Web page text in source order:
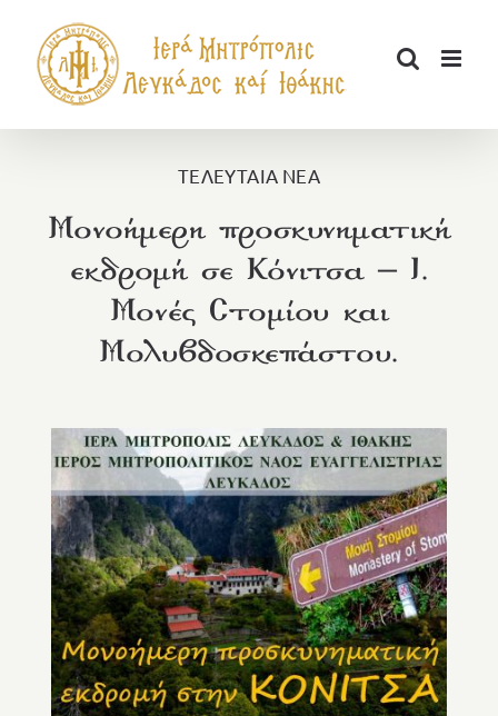
περιεχόμενο
ΤΕΛΕΥΤΑΙΑ ΝΕΑ
Μονοήμερη προσκυνηματική
εκδρομή σε Κόνιτσα – Ι.
Μονές Στομίου και
Μολυβδοσκεπάστου.